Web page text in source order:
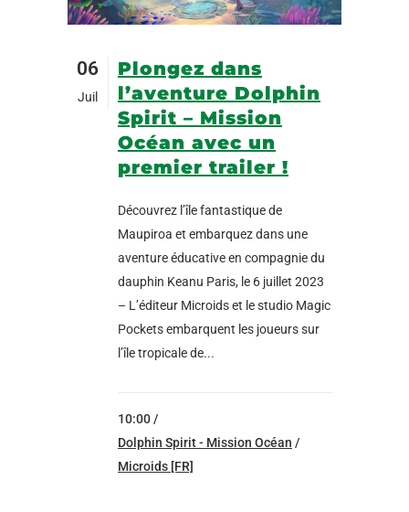
06
Juil
Plongez dans
l’aventure Dolphin
Spirit – Mission
Océan avec un
premier trailer !
Découvrez l’île fantastique de
Maupiroa et embarquez dans une
aventure éducative en compagnie du
dauphin Keanu Paris, le 6 juillet 2023
– L’éditeur Microids et le studio Magic
Pockets embarquent les joueurs sur
l’île tropicale de...
10:00 /
Dolphin Spirit - Mission Océan /
Microids [FR]